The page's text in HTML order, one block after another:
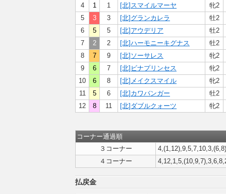
4
1 1 [北]スマイルマーヤ
牝2
5
3 3 [北]グランカレラ
牡2
6
5 5 [北]アウデリア
牡2
7
2 2 [北]ハーモニーキグナス
牡2
8
7 9 [北]ソーサレス
牝2
9
6 7 [北]ビナプリンセス
牝2
10
6 8 [北]メイクスマイル
牝2
11
5 6 [北]カワバンガー
牡2
12
8 11 [北]ダブルクォーツ 牝2
コーナー通過順
３コーナー
４コーナー
払戻金